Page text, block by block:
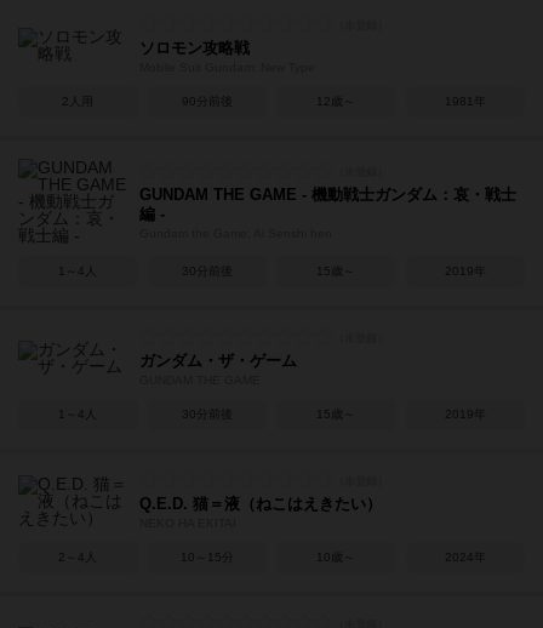
ソロモン攻略戦
2人用 90分前後 12歳～ 1981年
GUNDAM THE GAME - 機動戦士ガンダム：哀・戦士
編 -
1～4人 30分前後 15歳～ 2019年
ガンダム・ザ・ゲーム
1～4人 30分前後 15歳～ 2019年
Q.E.D. 猫＝液（ねこはえきたい）
2～4人 10～15分 10歳～ 2024年